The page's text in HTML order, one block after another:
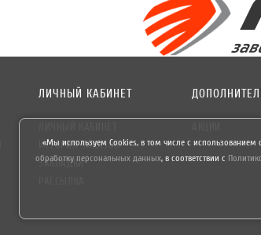
ЛИЧНЫЙ КАБИНЕТ
ИСТОРИЯ ЗАКАЗОВ
ЗАКЛАДКИ
«Мы используем Cookies, в том числе с использованием
обработку персональных данных, в соответствии с